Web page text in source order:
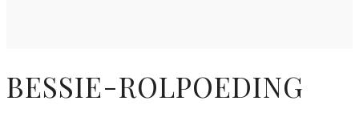
BESSIE-ROLPOEDING